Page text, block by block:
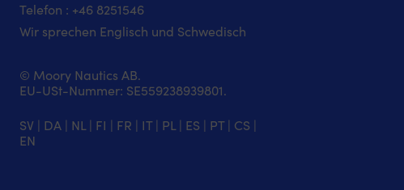
Telefon : +46 8251546
Wir sprechen Englisch und Schwedisch
© Moory Nautics AB.
EU-USt-Nummer: SE559238939801.
SV | DA | NL| FI | FR | IT| PL| ES | PT| CS |
EN